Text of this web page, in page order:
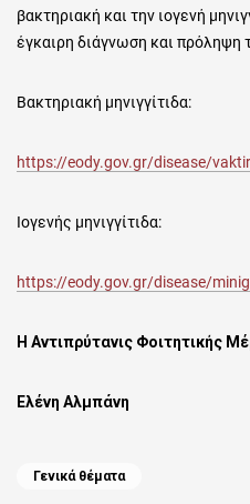
βακτηριακή και την ιογενή
έγκαιρη διάγνωση και πρόληψη
Βακτηριακή μηνιγγίτιδα:
https://eody.gov.gr/disease/
Ιογενής μηνιγγίτιδα:
https://eody.gov.gr/disease/
H Αντιπρύτανις Φοιτητικής
Ελένη Αλμπάνη
Categories
Γενικά θέματα